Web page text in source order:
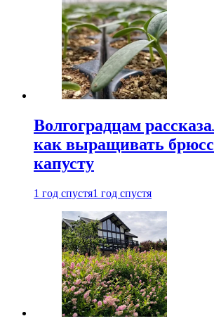
Волгоградцам
как выращивать
капусту
1 год спустя1 год спустя